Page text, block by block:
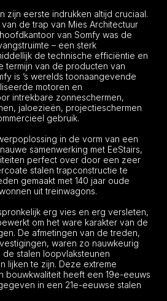
zijn eerste indrukken altijd cruciaal.
de trap van Mies Architectuur
van Somfy was de
– een sterk
de technische efficiëntie en
termijn van de producten van
is ’s werelds toonaangevende
motoren en
intrekbare zonneschermen,
jaloezieën, projectieschermen
gebruik.
in de vorm van een
samenwerking met EeStairs,
perfect over door een zeer
stalen trapconstructie te
gemaakt met 140 jaar oude
uit treinwagons.
erg vies en erg versleten,
om het ware karakter van de
De afmetingen van de treden,
waren zo nauwkeurig
stalen loopvlaksteunen
lijken te zijn. Deze extreme
bouwkwaliteit heeft een 19e-eeuws
in een 21e-eeuwse stalen